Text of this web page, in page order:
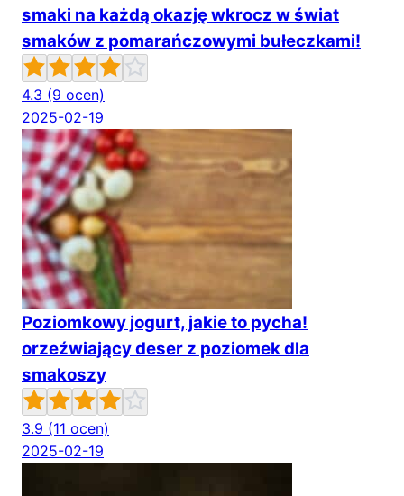
smaki na każdą okazję wkrocz w świat
smaków z pomarańczowymi bułeczkami!
4.3 (9 ocen)
2025-02-19
Poziomkowy jogurt, jakie to pycha!
orzeźwiający deser z poziomek dla
smakoszy
3.9 (11 ocen)
2025-02-19